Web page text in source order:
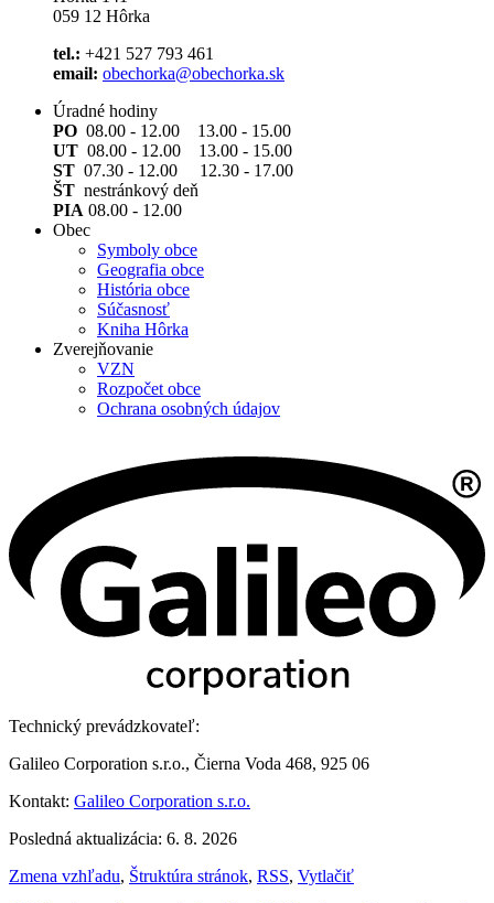
059 12 Hôrka
tel.: +421 527 793 461
email: obechorka@obechorka.sk
Úradné hodiny
PO 08.00 - 12.00 13.00 - 15.00
UT 08.00 - 12.00 13.00 - 15.00
ST 07.30 - 12.00 12.30 - 17.00
ŠT nestránkový deň
PIA 08.00 - 12.00
Obec
Symboly obce
Geografia obce
História obce
Súčasnosť
Kniha Hôrka
Zverejňovanie
VZN
Rozpočet obce
Ochrana osobných údajov
Technický prevádzkovateľ:
Galileo Corporation s.r.o., Čierna Voda 468, 925 06
Kontakt: Galileo Corporation s.r.o.
Posledná aktualizácia: 6. 8. 2026
Zmena vzhľadu, Štruktúra stránok, RSS, Vytlačiť